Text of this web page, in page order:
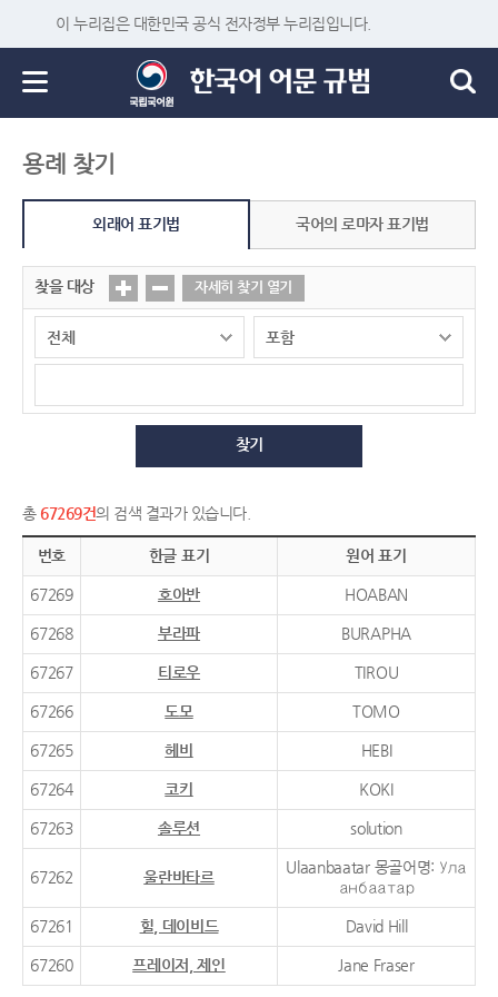
이 누리집은 대한민국 공식 전자정부 누리집입니다.
용례 찾기
외래어 표기법 국어의 로마자 표기법
찾을 대상 자세히 찾기 열기
찾기
총 67269건의 검색 결과가 있습니다.
번호 한글 표기 원어 표기
67269 호아반 HOABAN
67268 부라파 BURAPHA
67267 티로우 TIROU
67266 도모 TOMO
67265 헤비 HEBI
67264 코키 KOKI
67263 솔루션 solution
67262 울란바타르
Ulaanbaatar 몽골어명: Ула
анбаатар
67261 힐, 데이비드 David Hill
67260 프레이저, 제인 Jane Fraser